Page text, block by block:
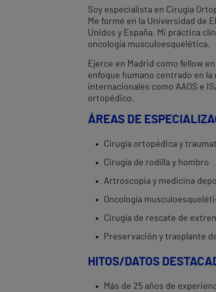
Soy especialista en Cirugía
Me formé en la Universidad de
Unidos y España. Mi práctica
oncología musculoesquelética.
Ejerce en Madrid como fellow
enfoque humano centrado en
internacionales como AAOS e
ortopédico.
ÁREAS DE
Cirugía ortopédica y
Cirugía de rodilla y hombro
Artroscopia y medicina
Oncología
Cirugía de rescate de
Preservación y trasplante
HITOS/DATOS
Más de 25 años de